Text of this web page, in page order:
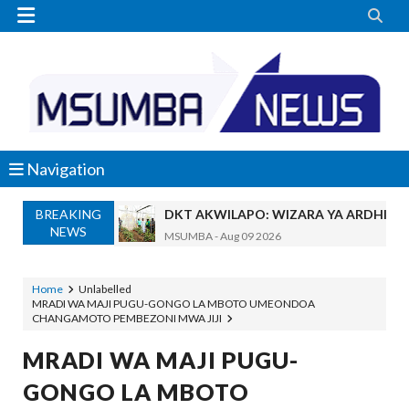
 
Navigation
BREAKING
NEWS
DKT AKWILAPO: WIZARA YA ARDHI
MSUMBA-Aug 09 2026
Maneno Yangu Yalidharauka Kila
Nilitaka Dhulumiwa Kiwanja Changu
Zawadi- Aug 09 2026
SOKO BUBU LA MADINI
Home
Unlabelled
MRADI WA MAJI PUGU-GONGO LA MBOTO UMEONDOA
CHANGAMOTO PEMBEZONI MWA JIJI
MRADI WA MAJI PUGU-
GONGO LA MBOTO